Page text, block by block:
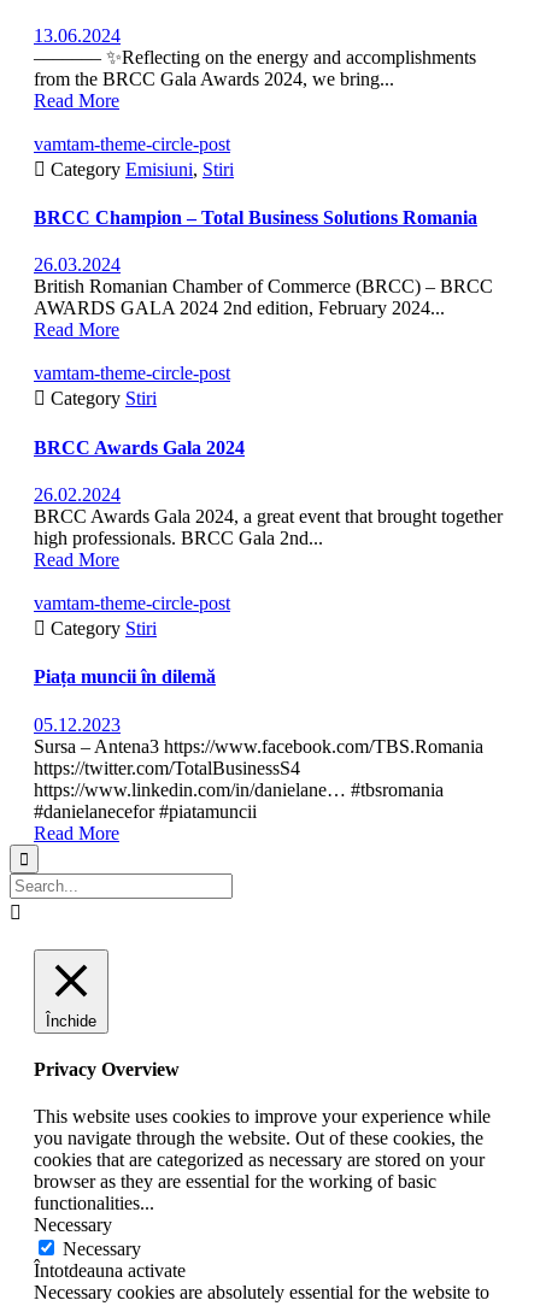
13.06.2024
––––––– ✨Reflecting on the energy and accomplishments
from the BRCC Gala Awards 2024, we bring...
Read More
vamtam-theme-circle-post
 Category Emisiuni, Stiri
BRCC Champion – Total Business Solutions Romania
26.03.2024
British Romanian Chamber of Commerce (BRCC) – BRCC
AWARDS GALA 2024 2nd edition, February 2024...
Read More
vamtam-theme-circle-post
 Category Stiri
BRCC Awards Gala 2024
26.02.2024
BRCC Awards Gala 2024, a great event that brought together
high professionals. BRCC Gala 2nd...
Read More
vamtam-theme-circle-post
 Category Stiri
Piața muncii în dilemă
05.12.2023
Sursa – Antena3 https://www.facebook.com/TBS.Romania
https://twitter.com/TotalBusinessS4
https://www.linkedin.com/in/danielane… #tbsromania
#danielanecefor #piatamuncii
Read More


Închide
Privacy Overview
This website uses cookies to improve your experience while
you navigate through the website. Out of these cookies, the
cookies that are categorized as necessary are stored on your
browser as they are essential for the working of basic
functionalities...
Necessary
Necessary
Întotdeauna activate
Necessary cookies are absolutely essential for the website to